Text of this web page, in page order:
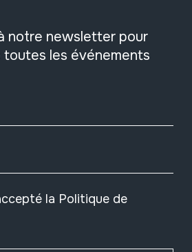
notre newsletter pour
les événements
la Politique de